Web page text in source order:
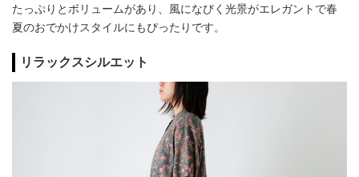
たっぷりとボリュームがあり、風になびく光景がエレガントで春
夏のおでかけスタイルにもぴったりです。
リラックスシルエット